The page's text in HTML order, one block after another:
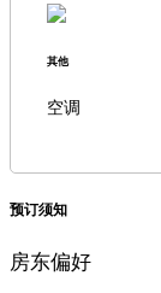
其他
空调
预订须知
房东偏好